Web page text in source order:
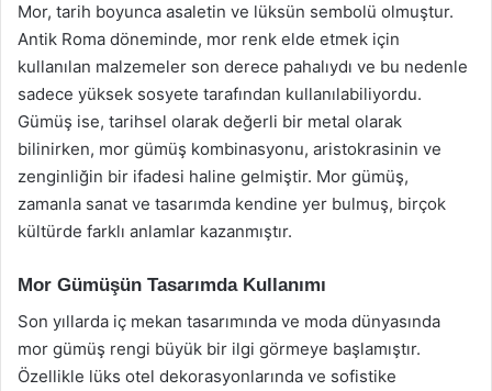
Mor, tarih boyunca asaletin ve lüksün sembolü olmuştur.
Antik Roma döneminde, mor renk elde etmek için
kullanılan malzemeler son derece pahalıydı ve bu nedenle
sadece yüksek sosyete tarafından kullanılabiliyordu.
Gümüş ise, tarihsel olarak değerli bir metal olarak
bilinirken, mor gümüş kombinasyonu, aristokrasinin ve
zenginliğin bir ifadesi haline gelmiştir. Mor gümüş,
zamanla sanat ve tasarımda kendine yer bulmuş, birçok
kültürde farklı anlamlar kazanmıştır.
Mor Gümüşün Tasarımda Kullanımı
Son yıllarda iç mekan tasarımında ve moda dünyasında
mor gümüş rengi büyük bir ilgi görmeye başlamıştır.
Özellikle lüks otel dekorasyonlarında ve sofistike